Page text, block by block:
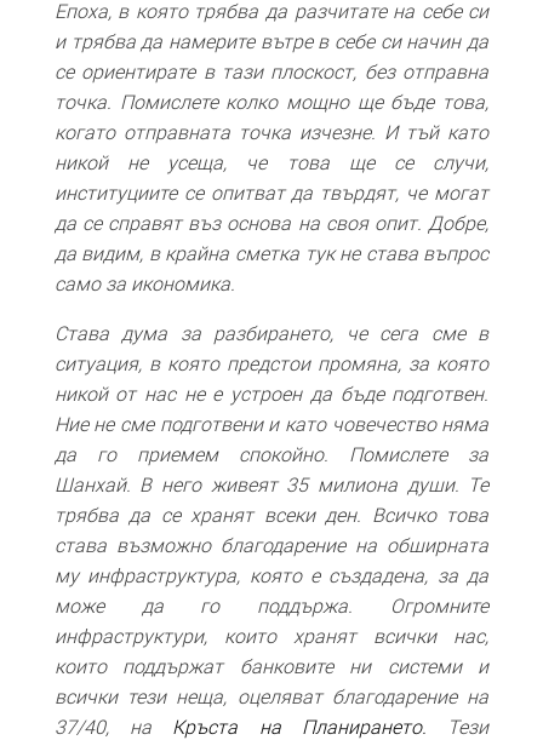
Епоха, в която трябва да разчитате на себе си
и трябва да намерите вътре в себе си начин да
се ориентирате в тази плоскост, без отправна
точка. Помислете колко мощно ще бъде това,
когато отправната точка изчезне. И тъй като
никой не усеща, че това ще се случи,
институциите се опитват да твърдят, че могат
да се справят въз основа на своя опит. Добре,
да видим, в крайна сметка тук не става въпрос
само за икономика.
Става дума за разбирането, че сега сме в
ситуация, в която предстои промяна, за която
никой от нас не е устроен да бъде подготвен.
Ние не сме подготвени и като човечество няма
да го приемем спокойно. Помислете за
Шанхай. В него живеят 35 милиона души. Те
трябва да се хранят всеки ден. Всичко това
става възможно благодарение на обширната
му инфраструктура, която е създадена, за да
може да го поддържа. Огромните
инфраструктури, които хранят всички нас,
които поддържат банковите ни системи и
всички тези неща, оцеляват благодарение на
37/40, на Кръста на Планирането.
Тези